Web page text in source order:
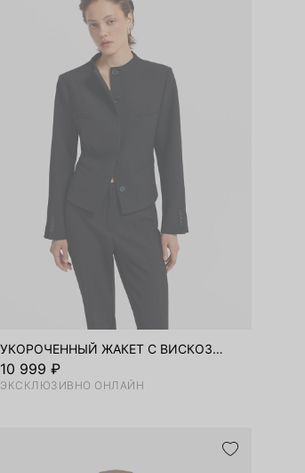
УКОРОЧЕННЫЙ ЖАКЕТ С ВИСКОЗОЙ
10 999 ₽
ЭКСКЛЮЗИВНО ОНЛАЙН